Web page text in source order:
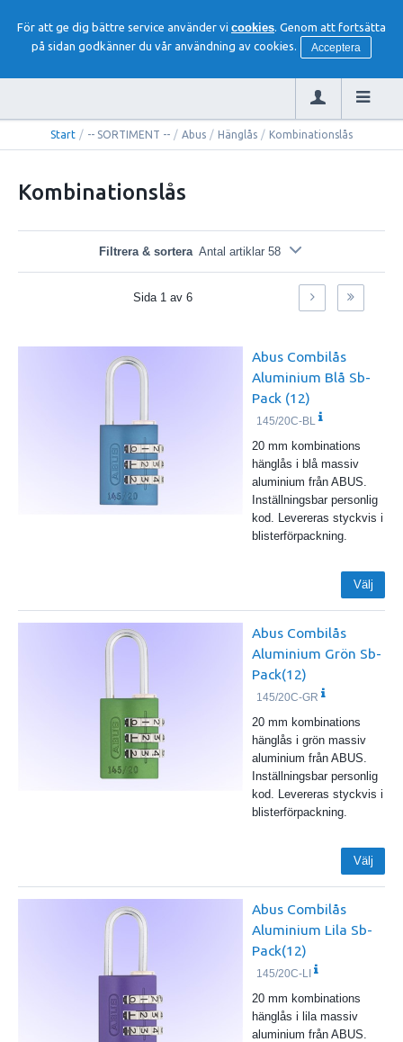
För att ge dig bättre service använder vi cookies. Genom att fortsätta
på sidan godkänner du vår användning av cookies.
Acceptera
Start / -- SORTIMENT -- / Abus / Hänglås / Kombinationslås
Kombinationslås
Filtrera & sortera Antal artiklar 58
Sida 1 av 6
Abus Combilås
Aluminium Blå Sb-
Pack (12)
145/20C-BL
20 mm kombinations
hänglås i blå massiv
aluminium från ABUS.
Inställningsbar personlig
kod. Levereras styckvis i
blisterförpackning.
Välj
Abus Combilås
Aluminium Grön Sb-
Pack(12)
145/20C-GR
20 mm kombinations
hänglås i grön massiv
aluminium från ABUS.
Inställningsbar personlig
kod. Levereras styckvis i
blisterförpackning.
Välj
Abus Combilås
Aluminium Lila Sb-
Pack(12)
145/20C-LI
20 mm kombinations
hänglås i lila massiv
aluminium från ABUS.